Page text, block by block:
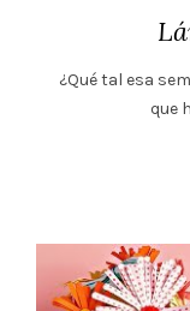
¿Qué tal esa
que